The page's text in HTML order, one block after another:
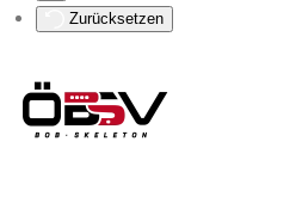
Zurücksetzen